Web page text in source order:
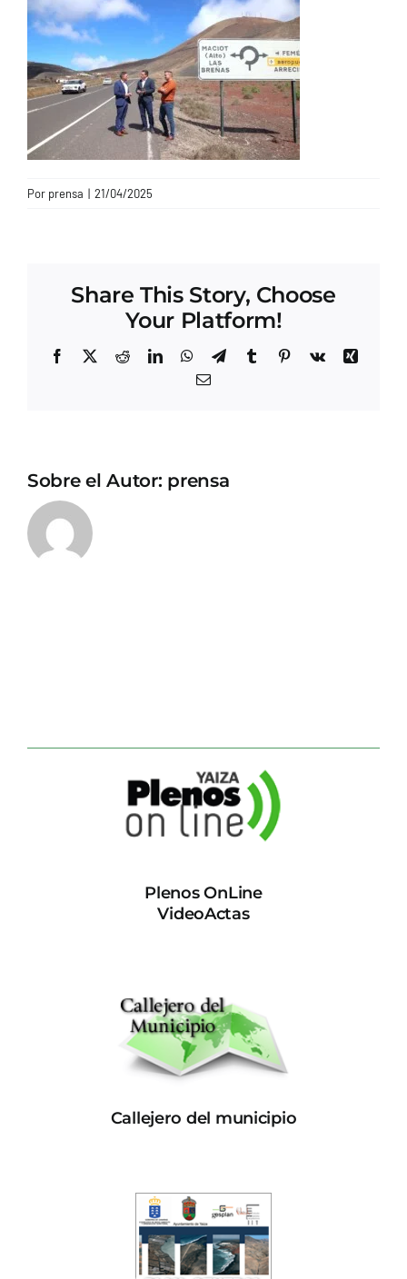
CONTACTO
Por prensa | 21/04/2025
Share This Story, Choose
Your Platform!
Facebook
X RedditLinkedInWhatsApp
TelegramTumblrPinterest
Vk
Xing
Correo
Sobre el Autor: prensa
Plenos OnLine
VideoActas
Callejero del municipio